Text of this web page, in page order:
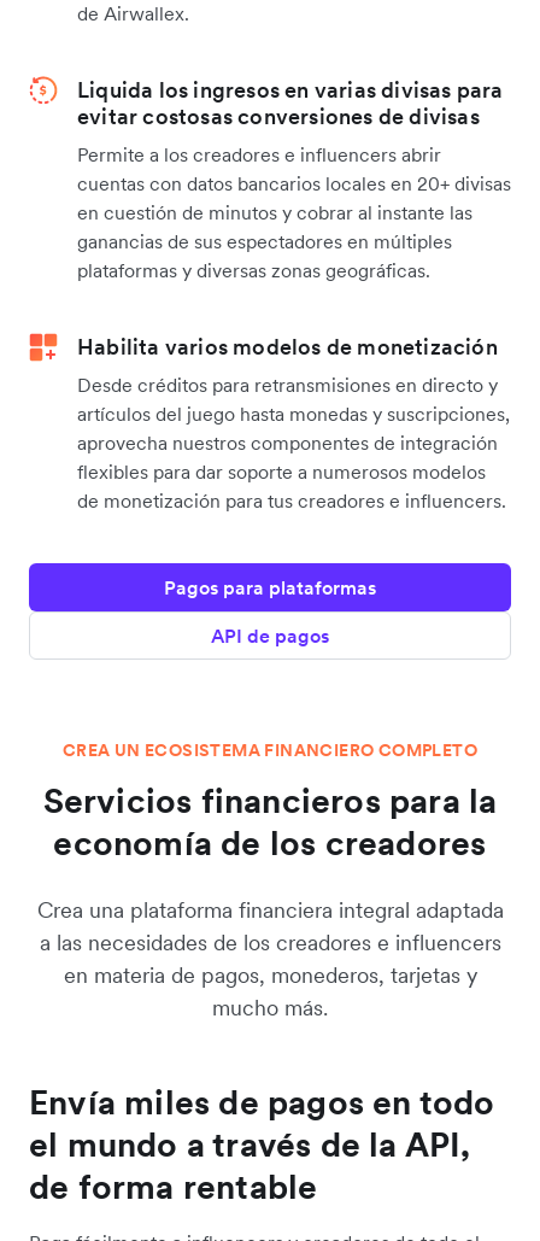
de Airwallex.
Liquida los ingresos en varias divisas para
evitar costosas conversiones de divisas
Permite a los creadores e influencers abrir
cuentas con datos bancarios locales en 20+ divisas
en cuestión de minutos y cobrar al instante las
ganancias de sus espectadores en múltiples
plataformas y diversas zonas geográficas.
Habilita varios modelos de monetización
Desde créditos para retransmisiones en directo y
artículos del juego hasta monedas y suscripciones,
aprovecha nuestros componentes de integración
flexibles para dar soporte a numerosos modelos
de monetización para tus creadores e influencers.
Pagos para plataformas
API de pagos
CREA UN ECOSISTEMA FINANCIERO COMPLETO
Servicios financieros para la
economía de los creadores
Crea una plataforma financiera integral adaptada
a las necesidades de los creadores e influencers
en materia de pagos, monederos, tarjetas y
mucho más.
Envía miles de pagos en todo
el mundo a través de la API,
de forma rentable